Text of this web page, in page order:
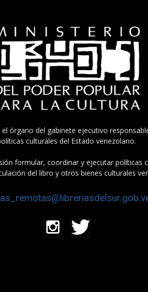
órgano del gabinete ejecutivo
culturales del Estado venezolano.
formular, coordinar y ejecutar políticas
del libro y otros bienes culturales